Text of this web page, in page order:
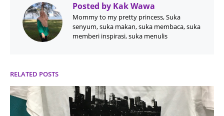
Posted by Kak Wawa
Mommy to my pretty princess, Suka
senyum, suka makan, suka membaca, suka
memberi inspirasi, suka menulis
RELATED POSTS